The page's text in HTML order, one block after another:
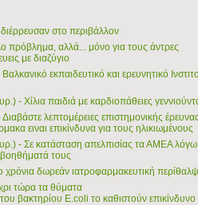
στο περιβάλλον
πρόβλημα, αλλά... μόνο για τους άντρες
με διαζύγιο
εκπαιδευτικό και ερευνητικό
- Χίλια παιδιά με καρδιοπάθειες
λεπτομέρειες επιστημονικής έρευνας
ειναι επικίνδυνα για τους ηλικιωμένους
- Σε κατάσταση απελπισίας τα ΑΜΕΑ
βοηθήματά τους
δωρεάν ιατροφαρμακευτική
τώρα τα θύματα
του βακτηρίου E.coli το καθιστούν επικίνδυνο